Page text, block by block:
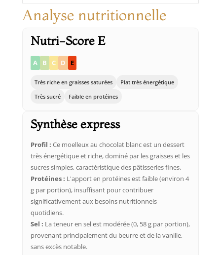
Analyse nutritionnelle
Nutri-Score E
A B C D E
Très riche en graisses saturées
Plat très énergétique
Très sucré
Faible en protéines
Synthèse express
Profil : Ce moelleux au chocolat blanc est un dessert
très énergétique et riche, dominé par les graisses et les
sucres simples, caractéristique des pâtisseries fines.
Protéines : L'apport en protéines est faible (environ 4
g par portion), insuffisant pour contribuer
significativement aux besoins nutritionnels
quotidiens.
Sel : La teneur en sel est modérée (0, 58 g par portion),
provenant principalement du beurre et de la vanille,
sans excès notable.